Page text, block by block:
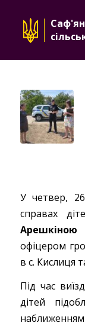
У четвер,
справах
Арешкіною
офіцером
в с. Кислиця
Під час
дітей